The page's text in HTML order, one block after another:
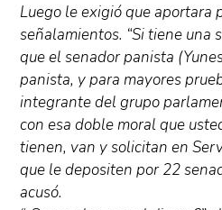
Luego le exigió que aportara
señalamientos. “Si tiene una
que el senador panista
panista, y para mayores
integrante del grupo
con esa doble moral que
tienen, van y solicitan en
que le depositen por 22
acusó.